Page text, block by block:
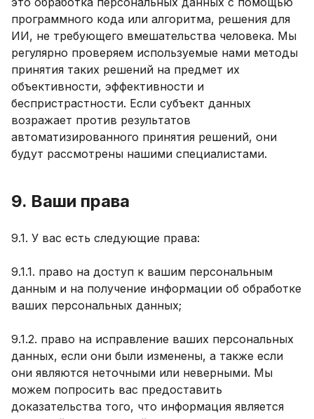
программного кода или алгоритма, решения для
ИИ, не требующего вмешательства человека. Мы
регулярно проверяем используемые нами методы
принятия таких решений на предмет их
объективности, эффективности и
беспристрастности. Если субъект данных
возражает против результатов
автоматизированного принятия решений, они
будут рассмотрены нашими специалистами.
9. Ваши права
9.1. У вас есть следующие права:
9.1.1. право на доступ к вашим персональным
данным и на получение информации об обработке
ваших персональных данных;
9.1.2. право на исправление ваших персональных
данных, если они были изменены, а также если
они являются неточными или неверными. Мы
можем попросить вас предоставить
доказательства того, что информация является